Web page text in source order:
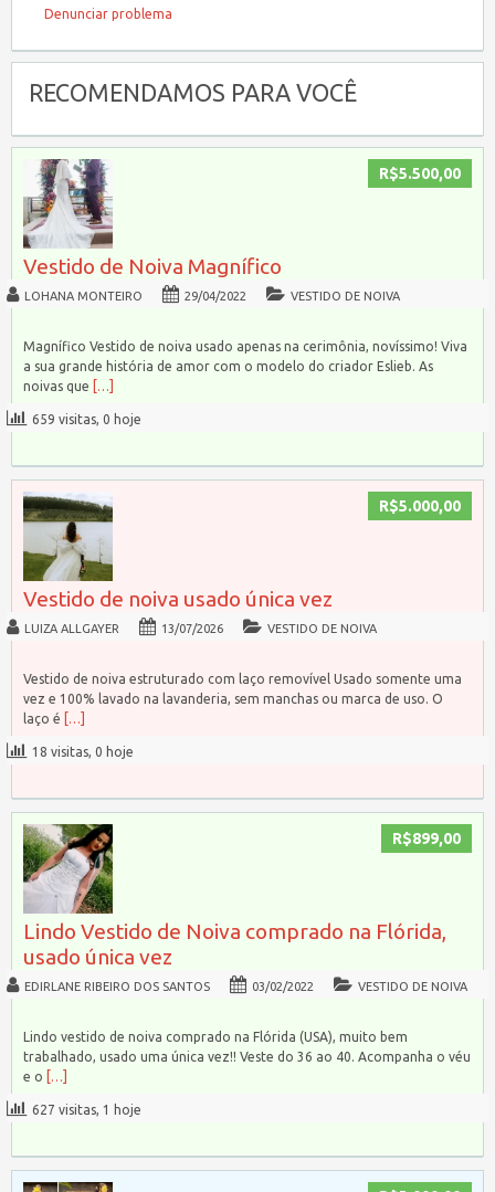
Denunciar problema
RECOMENDAMOS PARA VOCÊ
R$5.500,00
Vestido de Noiva Magnífico
LOHANA MONTEIRO 29/04/2022 VESTIDO DE NOIVA
Magnífico Vestido de noiva usado apenas na cerimônia, novíssimo! Viva
a sua grande história de amor com o modelo do criador Eslieb. As
noivas que
[…]
659 visitas, 0 hoje
R$5.000,00
Vestido de noiva usado única vez
LUIZA ALLGAYER 13/07/2026 VESTIDO DE NOIVA
Vestido de noiva estruturado com laço removível Usado somente uma
vez e 100% lavado na lavanderia, sem manchas ou marca de uso. O
laço é
[…]
18 visitas, 0 hoje
R$899,00
Lindo Vestido de Noiva comprado na Flórida,
usado única vez
EDIRLANE RIBEIRO DOS SANTOS 03/02/2022 VESTIDO DE NOIVA
Lindo vestido de noiva comprado na Flórida (USA), muito bem
trabalhado, usado uma única vez!! Veste do 36 ao 40. Acompanha o véu
e o
[…]
627 visitas, 1 hoje